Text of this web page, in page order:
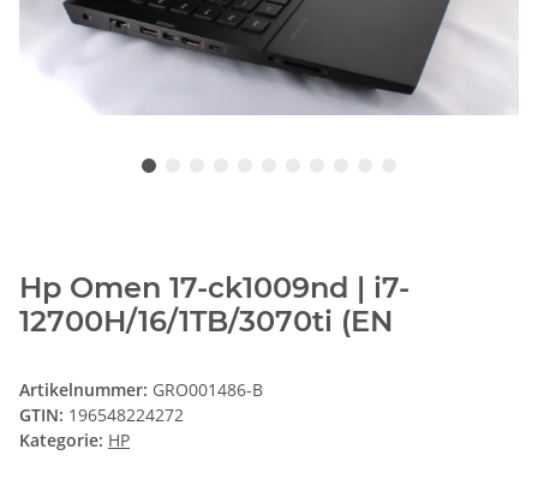
Hp Omen 17-ck1009nd | i7-
12700H/16/1TB/3070ti (EN
Artikelnummer: GRO001486-B
GTIN: 196548224272
Kategorie: HP